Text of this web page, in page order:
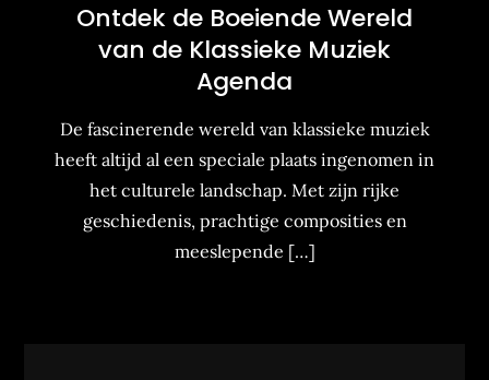
Ontdek de Boeiende Wereld
van de Klassieke Muziek
Agenda
De fascinerende wereld van klassieke muziek
heeft altijd al een speciale plaats ingenomen in
het culturele landschap. Met zijn rijke
geschiedenis, prachtige composities en
meeslepende […]